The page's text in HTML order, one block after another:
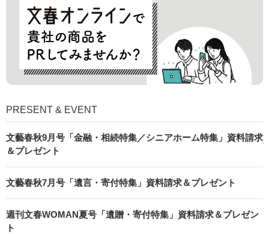
PRESENT & EVENT
文藝春秋9月号「金融・相続特集／シニアホーム特集」資料請求
＆プレゼント
文藝春秋7月号「遺言・寄付特集」資料請求＆プレゼント
週刊文春WOMAN夏号「遺贈・寄付特集」資料請求＆プレゼン
ト